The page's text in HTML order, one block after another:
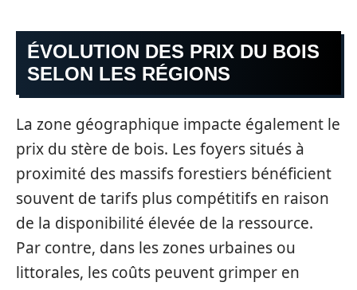
ÉVOLUTION DES PRIX DU BOIS
SELON LES RÉGIONS
La zone géographique impacte également le
prix du stère de bois. Les foyers situés à
proximité des massifs forestiers bénéficient
souvent de tarifs plus compétitifs en raison
de la disponibilité élevée de la ressource.
Par contre, dans les zones urbaines ou
littorales, les coûts peuvent grimper en